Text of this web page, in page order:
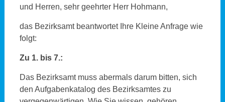
und Herren, sehr geehrter Herr Hohmann,
das Bezirksamt beantwortet Ihre Kleine Anfrage wie
folgt:
Zu 1. bis 7.:
Das Bezirksamt muss abermals darum bitten, sich
den Aufgabenkatalog des Bezirksamtes zu